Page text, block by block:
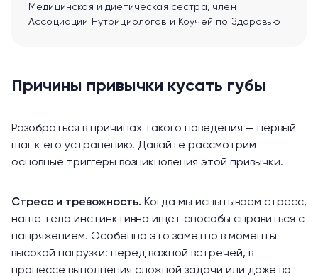
Медицинская и диетическая сестра, член
Ассоциации Нутрициологов и Коучей по Здоровью
Причины привычки кусать губы
Разобраться в причинах такого поведения — первый
шаг к его устранению. Давайте рассмотрим
основные триггеры возникновения этой привычки.
Стресс и тревожность. Когда мы испытываем стресс,
наше тело инстинктивно ищет способы справиться с
напряжением. Особенно это заметно в моменты
высокой нагрузки: перед важной встречей, в
процессе выполнения сложной задачи или даже во